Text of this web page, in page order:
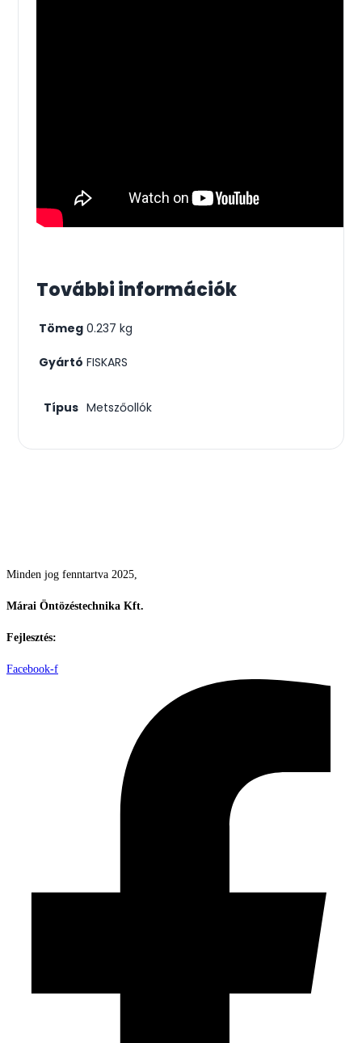
További információk
Tömeg 0.237 kg
Gyártó FISKARS
Típus Metszőollók
Minden jog fenntartva 2025,
Márai Öntözéstechnika Kft.
Fejlesztés:
Facebook-f